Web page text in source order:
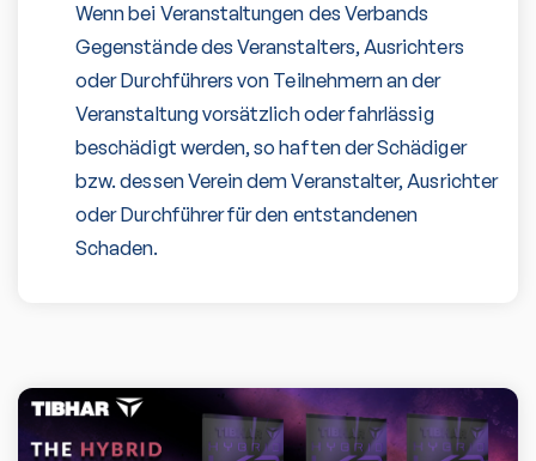
Wenn bei Veranstaltungen des Verbands
Gegenstände des Veranstalters, Ausrichters
oder Durchführers von Teilnehmern an der
Veranstaltung vorsätzlich oder fahrlässig
beschädigt werden, so haften der Schädiger
bzw. dessen Verein dem Veranstalter, Ausrichter
oder Durchführer für den entstandenen
Schaden.